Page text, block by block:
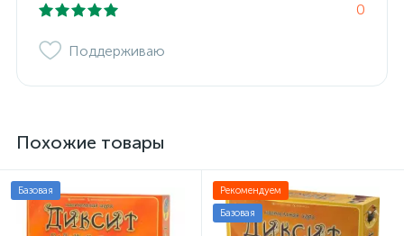
0
Поддерживаю
Похожие товары
Базовая
Рекомендуем
Базовая